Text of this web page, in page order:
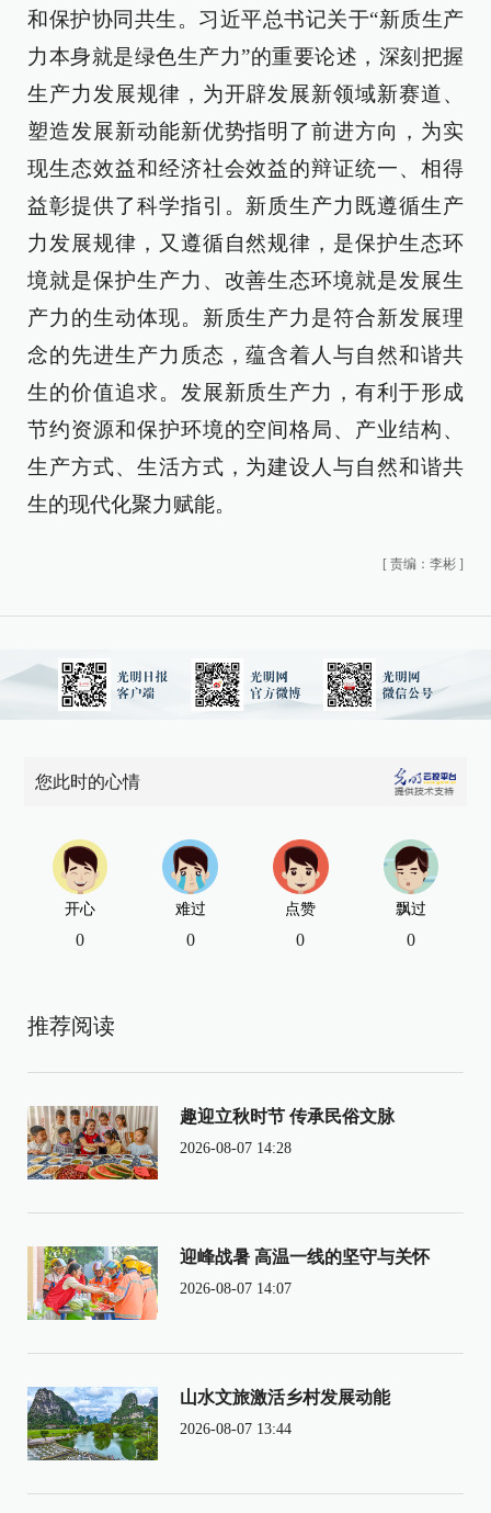
和保护协同共生。习近平总书记关于“新质生产
力本身就是绿色生产力”的重要论述，深刻把握
生产力发展规律，为开辟发展新领域新赛道、
塑造发展新动能新优势指明了前进方向，为实
现生态效益和经济社会效益的辩证统一、相得
益彰提供了科学指引。新质生产力既遵循生产
力发展规律，又遵循自然规律，是保护生态环
境就是保护生产力、改善生态环境就是发展生
产力的生动体现。新质生产力是符合新发展理
念的先进生产力质态，蕴含着人与自然和谐共
生的价值追求。发展新质生产力，有利于形成
节约资源和保护环境的空间格局、产业结构、
生产方式、生活方式，为建设人与自然和谐共
生的现代化聚力赋能。
[ 责编：李彬 ]
您此时的心情
开心
0
难过
0
点赞
0
飘过
0
推荐阅读
趣迎立秋时节 传承民俗文脉
2026-08-07 14:28
迎峰战暑 高温一线的坚守与关怀
2026-08-07 14:07
山水文旅激活乡村发展动能
2026-08-07 13:44